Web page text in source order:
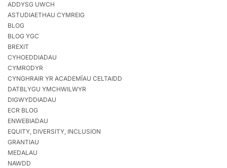
ADDYSG UWCH
ASTUDIAETHAU CYMREIG
BLOG
BLOG YGC
BREXIT
CYHOEDDIADAU
CYMRODYR
CYNGHRAIR YR ACADEMÏAU CELTAIDD
DATBLYGU YMCHWILWYR
DIGWYDDIADAU
ECR BLOG
ENWEBIADAU
EQUITY, DIVERSITY, INCLUSION
GRANTIAU
MEDALAU
NAWDD